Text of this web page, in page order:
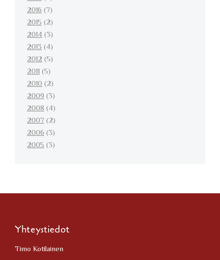
2016(7)
2015(2)
2014(3)
2013(4)
2012(5)
2011(5)
2010(2)
2009(3)
2008(4)
2007(2)
2006(3)
2005(3)
Yhteystiedot
Timo Kotilainen